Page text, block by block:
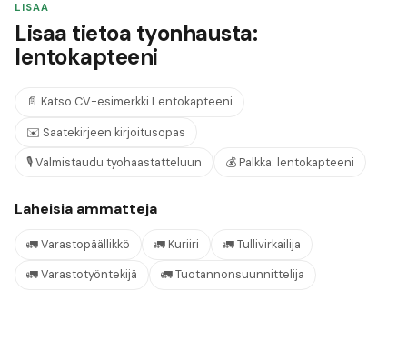
LISAA
Lisaa tietoa tyonhausta:
lentokapteeni
📄 Katso CV-esimerkki Lentokapteeni
✉️ Saatekirjeen kirjoitusopas
🎙️Valmistaudu tyohaastatteluun 💰 Palkka: lentokapteeni
Laheisia ammatteja
🚛Varastopäällikkö 🚛 Kuriiri 🚛Tullivirkailija
🚛Varastotyöntekijä 🚛Tuotannonsuunnittelija